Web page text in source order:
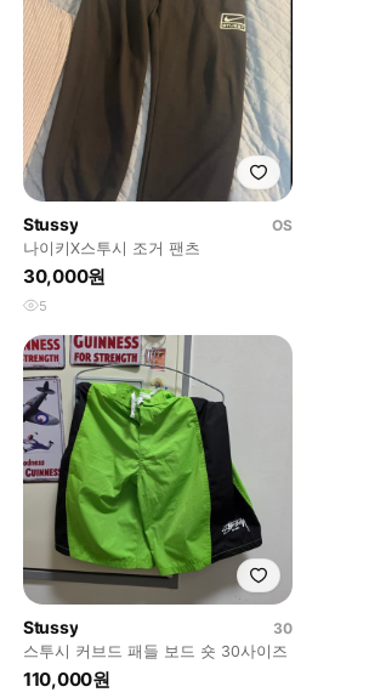
Stussy
OS
나이키X스투시 조거 팬츠
30,000원
5
Stussy
30
스투시 커브드 패들 보드 숏 30사이즈
110,000원